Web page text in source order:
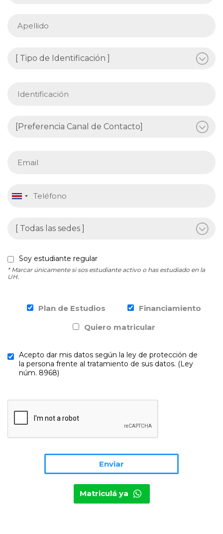
Soy estudiante regular
* Marcar únicamente si sos estudiante activo o has estudiado en la
UH.
Plan de Estudios
Financiamiento
Quiero matricular
Acepto dar mis datos según la ley de protección de
la persona frente al tratamiento de sus datos. (Ley
núm. 8968)
Matriculá ya